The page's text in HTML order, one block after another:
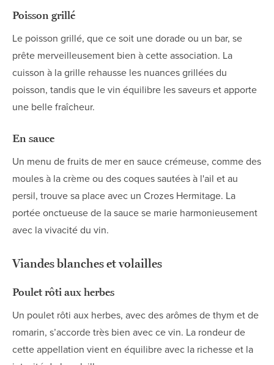
Poisson grillé
Le poisson grillé, que ce soit une dorade ou un bar, se
prête merveilleusement bien à cette association. La
cuisson à la grille rehausse les nuances grillées du
poisson, tandis que le vin équilibre les saveurs et apporte
une belle fraîcheur.
En sauce
Un menu de fruits de mer en sauce crémeuse, comme des
moules à la crème ou des coques sautées à l'ail et au
persil, trouve sa place avec un Crozes Hermitage. La
portée onctueuse de la sauce se marie harmonieusement
avec la vivacité du vin.
Viandes blanches et volailles
Poulet rôti aux herbes
Un poulet rôti aux herbes, avec des arômes de thym et de
romarin, s’accorde très bien avec ce vin. La rondeur de
cette appellation vient en équilibre avec la richesse et la